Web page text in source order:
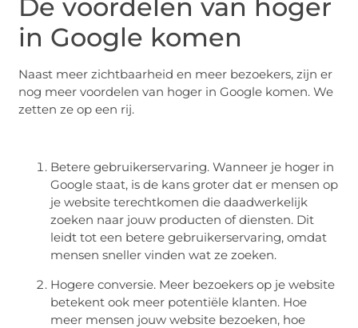
De voordelen van hoger
in Google komen
Naast meer zichtbaarheid en meer bezoekers, zijn er
nog meer voordelen van hoger in Google komen. We
zetten ze op een rij.
Betere gebruikerservaring. Wanneer je hoger in
Google staat, is de kans groter dat er mensen op
je website terechtkomen die daadwerkelijk
zoeken naar jouw producten of diensten. Dit
leidt tot een betere gebruikerservaring, omdat
mensen sneller vinden wat ze zoeken.
Hogere conversie. Meer bezoekers op je website
betekent ook meer potentiële klanten. Hoe
meer mensen jouw website bezoeken, hoe